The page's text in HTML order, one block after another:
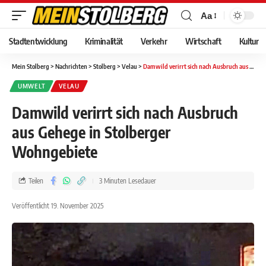
Aa
Stadtentwicklung Kriminalität Verkehr Wirtschaft Kultur
Mein Stolberg > Nachrichten > Stolberg > Velau > Damwild verirrt sich nach Ausbruch aus Gehege in Stolberger Wohngebiete
UMWELT VELAU
Damwild verirrt sich nach Ausbruch
aus Gehege in Stolberger
Wohngebiete
Veröffentlicht 19. November 2025
Teilen 3 Minuten Lesedauer